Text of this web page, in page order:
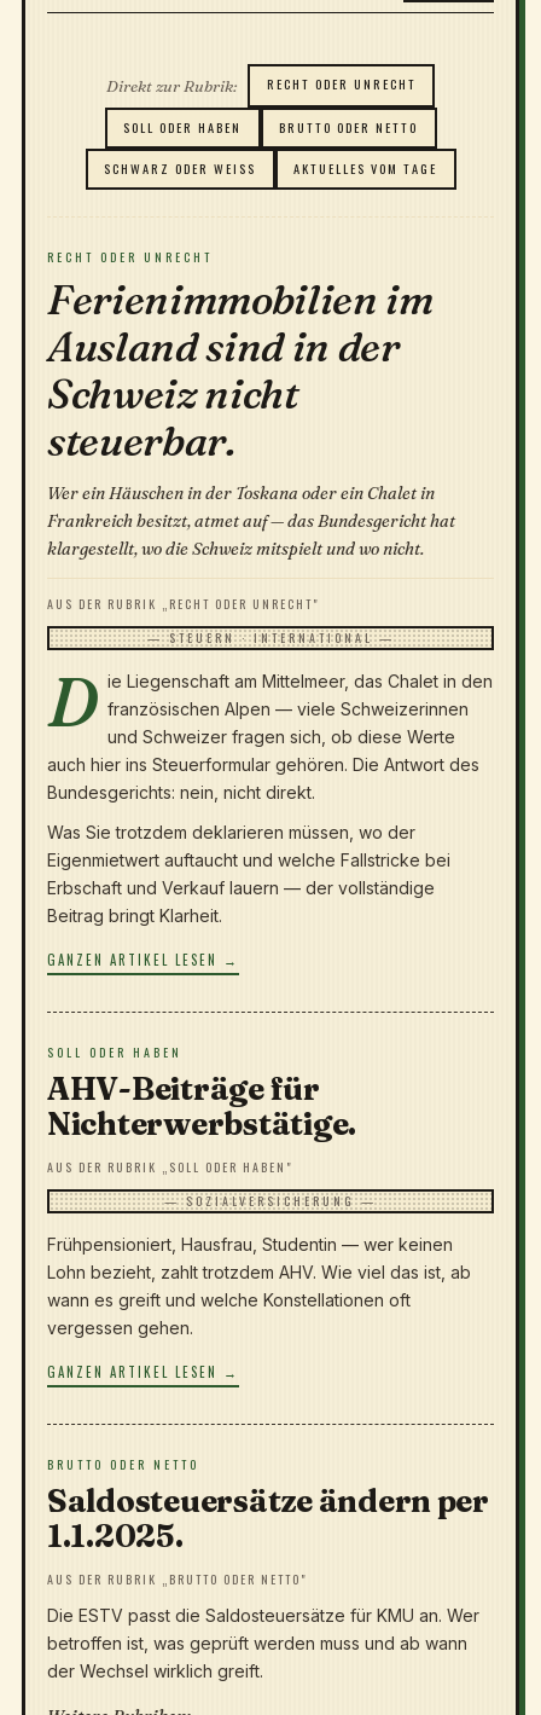
Direkt zur Rubrik: RECHT ODER UNRECHT
SOLL ODER HABEN BRUTTO ODER NETTO
SCHWARZ ODER WEISS AKTUELLES VOM TAGE
RECHT ODER UNRECHT
Ferienimmobilien im
Ausland sind in der
Schweiz nicht
steuerbar.
Wer ein Häuschen in der Toskana oder ein Chalet in
Frankreich besitzt, atmet auf — das Bundesgericht hat
klargestellt, wo die Schweiz mitspielt und wo nicht.
AUS DER RUBRIK „RECHT ODER UNRECHT"
— STEUERN · INTERNATIONAL —
D ie Liegenschaft am Mittelmeer, das Chalet in den
französischen Alpen — viele Schweizerinnen
und Schweizer fragen sich, ob diese Werte
auch hier ins Steuerformular gehören. Die Antwort des
Bundesgerichts: nein, nicht direkt.
Was Sie trotzdem deklarieren müssen, wo der
Eigenmietwert auftaucht und welche Fallstricke bei
Erbschaft und Verkauf lauern — der vollständige
Beitrag bringt Klarheit.
GANZEN ARTIKEL LESEN →
SOLL ODER HABEN
AHV-Beiträge für
Nichterwerbstätige.
AUS DER RUBRIK „SOLL ODER HABEN"
— SOZIALVERSICHERUNG —
Frühpensioniert, Hausfrau, Studentin — wer keinen
Lohn bezieht, zahlt trotzdem AHV. Wie viel das ist, ab
wann es greift und welche Konstellationen oft
vergessen gehen.
GANZEN ARTIKEL LESEN →
BRUTTO ODER NETTO
Saldosteuersätze ändern per
1.1.2025.
AUS DER RUBRIK „BRUTTO ODER NETTO"
Die ESTV passt die Saldosteuersätze für KMU an. Wer
betroffen ist, was geprüft werden muss und ab wann
der Wechsel wirklich greift.